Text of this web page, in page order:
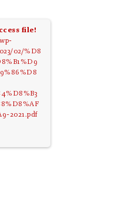
file!
02/%D8
2021.pdf